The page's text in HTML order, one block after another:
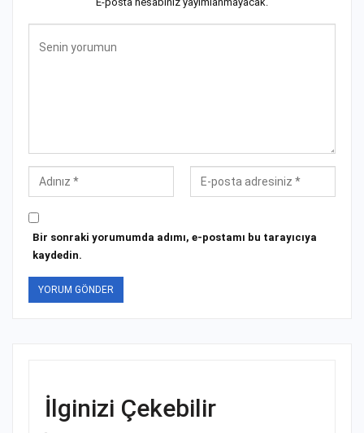
Bir sonraki yorumumda adımı, e-postamı bu tarayıcıya
kaydedin.
İlginizi Çekebilir